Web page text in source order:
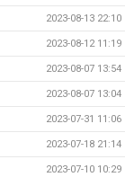
2023-08-13 22:10
2023-08-12 11:19
2023-08-07 13:54
2023-08-07 13:04
2023-07-31 11:06
2023-07-18 21:14
2023-07-10 10:29